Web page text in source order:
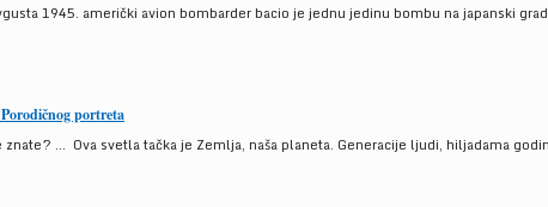
1945. američki avion bombarder bacio je jednu jedinu bombu na japanski
portreta
… Ova svetla tačka je Zemlja, naša planeta. Generacije ljudi, hiljadama